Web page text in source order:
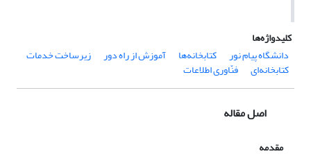
کلیدواژه‌ها
دانشگاه پیام نور
کتابخانه‌ها آموزش از راه دور زیرساخت خدمات
کتابخانه‌ای فنّاوری اطلاعات
اصل مقاله
مقدمه